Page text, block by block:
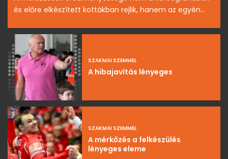
és előre elkészített kottákban rejlik, hanem az egyén...
SZAKMAI SZEMMEL
A hibajavítás lényeges
SZAKMAI SZEMMEL
A mérkőzés a felkészülés
lényeges eleme